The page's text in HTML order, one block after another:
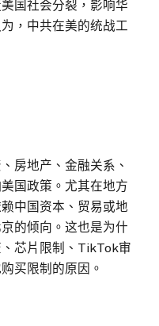
国社会分裂，影响华
，中共在美的统战工
房地产、金融关系、
国政策。尤其在地方
中国资本、贸易或地
的倾向。这也是为什
芯片限制、TikTok审
买限制的原因。